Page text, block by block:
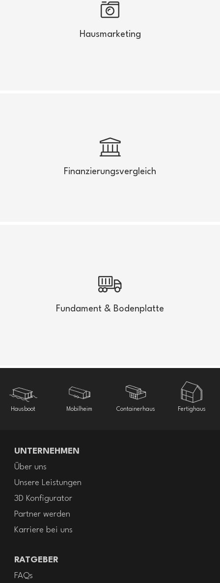
Hausmarketing
360 Grad-Tours, Fotografie oder
Videoaufnahmen Ihrer Immobilie
Finanzierungsvergleich
Mehr anzeigen
Fundament & Bodenplatte
Finden Sie Experten für Fundamente oder
Bodenplatte
Hausboot Mobilheim Containerhaus Fertighaus
UNTERNEHMEN
Über uns
Unsere Leistungen
3D Konfigurator
Partner werden
Karriere bei uns
RATGEBER
FAQs